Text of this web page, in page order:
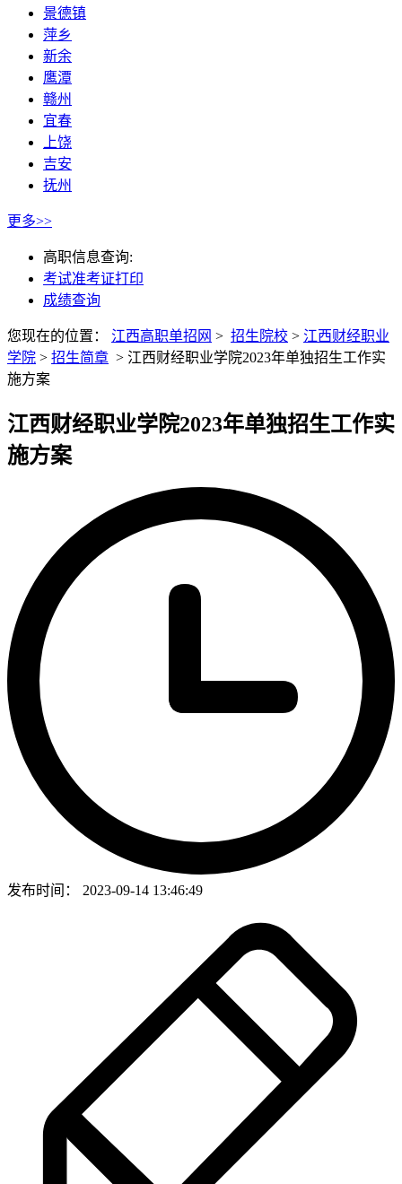
景德镇
萍乡
新余
鹰潭
赣州
宜春
上饶
吉安
抚州
更多>>
高职信息查询:
考试准考证打印
成绩查询
您现在的位置： 江西高职单招网 > 招生院校 > 江西财经职业
学院 > 招生简章 > 江西财经职业学院2023年单独招生工作实
施方案
江西财经职业学院2023年单独招生工作实
施方案
发布时间： 2023-09-14 13:46:49